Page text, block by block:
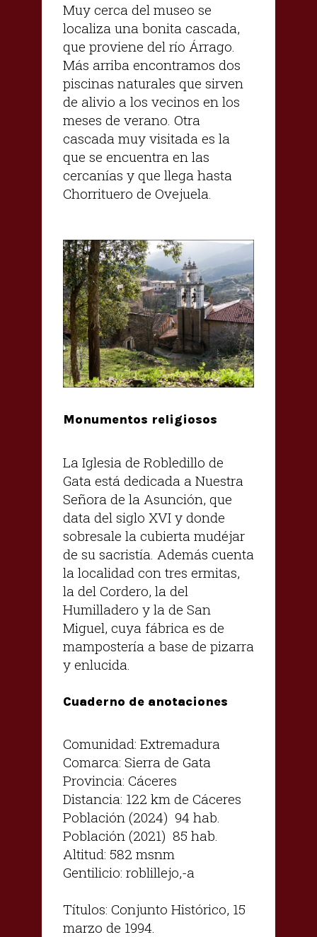
Muy cerca del museo se
localiza una bonita cascada,
que proviene del río Árrago.
Más arriba encontramos dos
piscinas naturales que sirven
de alivio a los vecinos en los
meses de verano. Otra
cascada muy visitada es la
que se encuentra en las
cercanías y que llega hasta
Chorrituero de Ovejuela.
Monumentos religiosos
La Iglesia de Robledillo de
Gata está dedicada a Nuestra
Señora de la Asunción, que
data del siglo XVI y donde
sobresale la cubierta mudéjar
de su sacristía. Además cuenta
la localidad con tres ermitas,
la del Cordero, la del
Humilladero y la de San
Miguel, cuya fábrica es de
mampostería a base de pizarra
y enlucida.
Cuaderno de anotaciones
Comunidad: Extremadura
Comarca: Sierra de Gata
Provincia: Cáceres
Distancia: 122 km de Cáceres
Población (2024) 94 hab.
Población (2021) 85 hab.
Altitud: 582 msnm
Gentilicio: roblillejo,-a
Títulos: Conjunto Histórico, 15
marzo de 1994.